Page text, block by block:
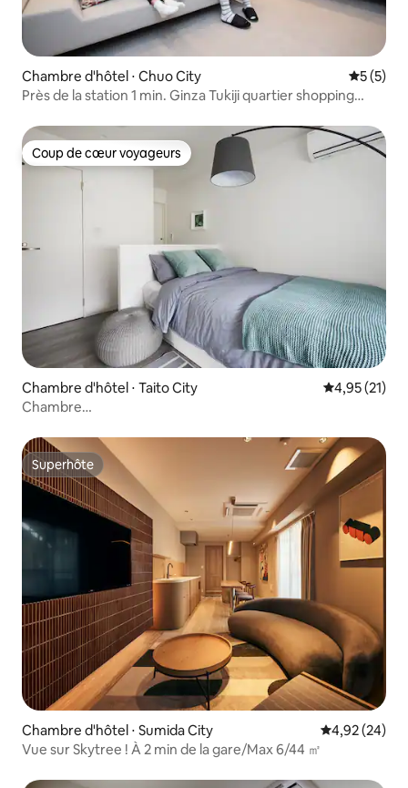
Chambre d'hôtel ⋅ Chuo City
5 (5)
Près de la station 1 min. Ginza Tukiji quartier shopping
Coup de cœur voyageurs
Coup de cœur voyageurs
Chambre d'hôtel ⋅ Taito City Évaluation
4,95 (21)
Chambre
Superhôte
Superhôte
Chambre d'hôtel ⋅ Sumida City Évaluation
4,92 (24)
Vue sur Skytree ! À 2 min de la gare/Max 6/44 ㎡